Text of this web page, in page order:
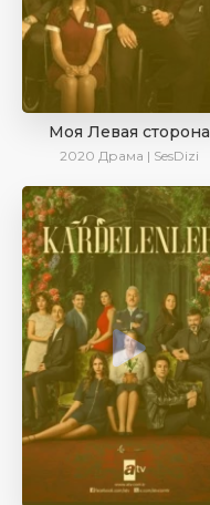
Моя Левая сторона
2020 Драма | SesDizi